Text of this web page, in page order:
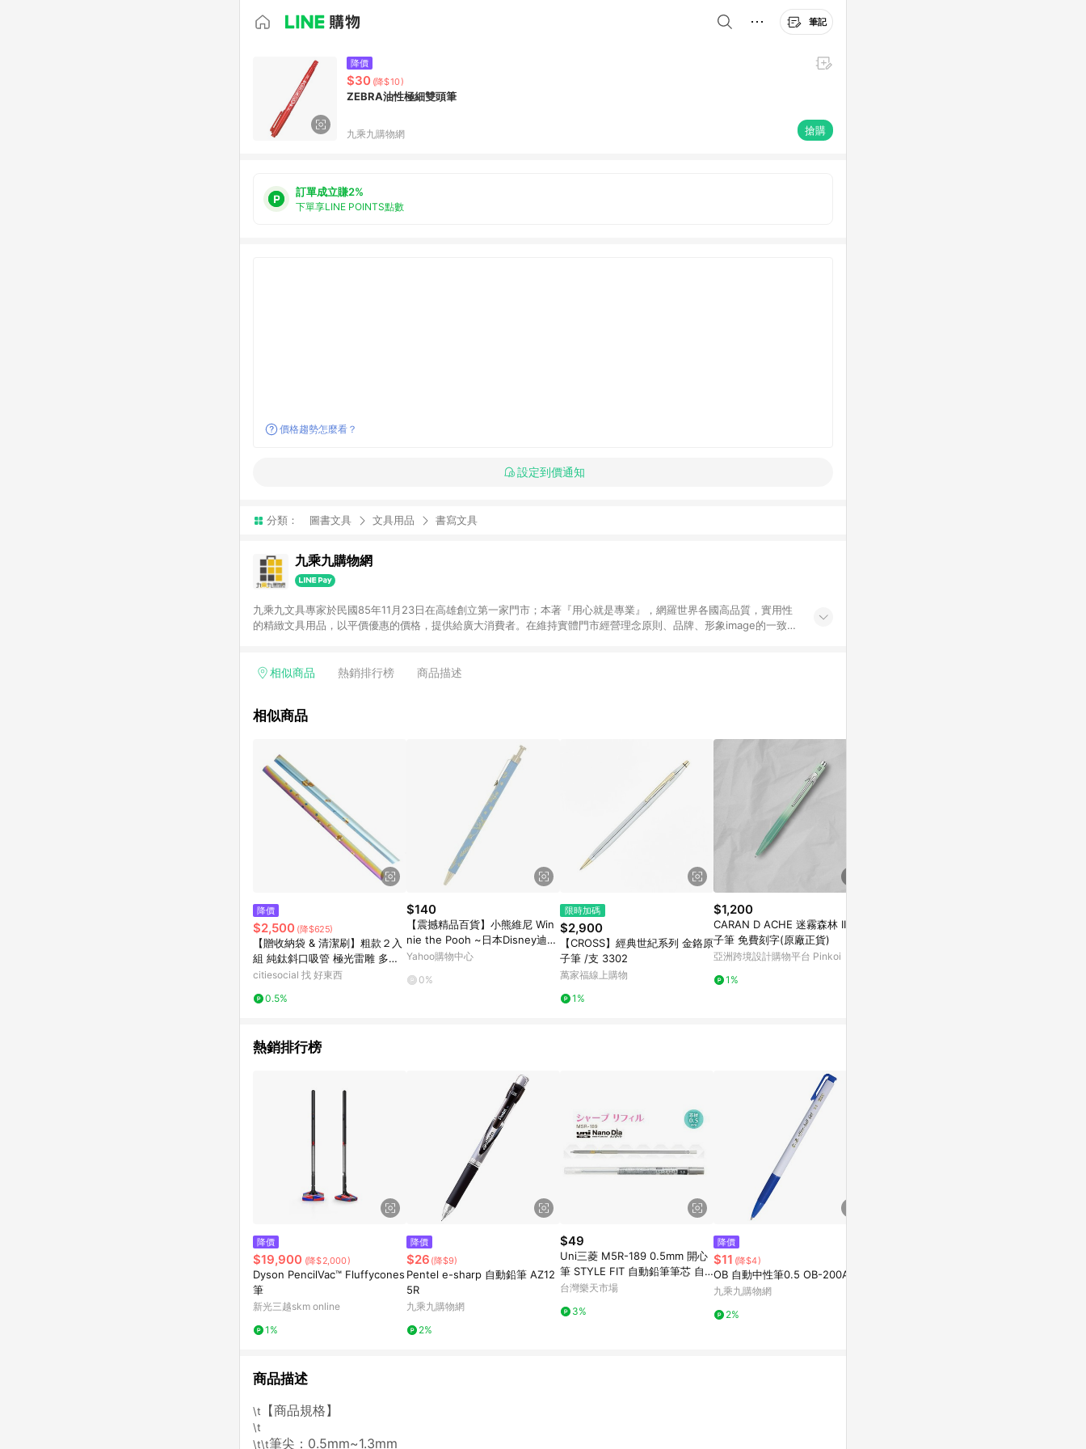
筆記
降價
$30 (降$10)
ZEBRA油性極細雙頭筆
九乘九購物網 搶購
訂單成立賺2%
下單享LINE POINTS點數
價格趨勢怎麼看？
設定到價通知
分類： 圖書文具 文具用品 書寫文具
九乘九購物網
九乘九文具專家於民國85年11月23日在高雄創立第一家門市；本著『用心就是專業』，網羅世界各國高品質，實用性
的精緻文具用品，以平價優惠的價格，提供給廣大消費者。在維持實體門市經營理念原則、品牌、形象image的一致性
商出貨後 30 天前後發送。 (2) 門市訂單、門市取貨、大量議價、月結企業訂單及紅利點數商品不符合導購資格。 (3)
相似商品 熱銷排行榜 商品描述
相似商品
降價
$2,500 (降$625)
【贈收納袋 & 清潔刷】粗款２入
組 純鈦斜口吸管 極光雷雕 多款
花色任選 (12mm ) 飲品不卡味
citiesocial 找 好東西
0.5%
$140
【震撼精品百貨】小熊維尼 Win
nie the Pooh ~日本Disney迪士
尼 小熊維尼原子筆-花朵*68807
Yahoo購物中心
0%
限時加碼
$2,900
【CROSS】經典世紀系列 金鉻原
子筆 /支 3302
萬家福線上購物
1%
$1,200
CARAN D ACHE 迷霧森林 II 原
子筆 免費刻字(原廠正貨)
亞洲跨境設計購物平台 Pinkoi
1%
熱銷排行榜
降價
$19,900 (降$2,000)
Dyson PencilVac™ Fluffycones
筆
新光三越skm online
1%
降價
$26 (降$9)
Pentel e-sharp 自動鉛筆 AZ12
5R
九乘九購物網
2%
$49
Uni三菱 M5R-189 0.5mm 開心
筆 STYLE FIT 自動鉛筆筆芯 自
動筆芯 開心筆用筆芯【APP滿額
點)】8/31止
台灣樂天市場
3%
降價
$11 (降$4)
OB 自動中性筆0.5 OB-200A
九乘九購物網
2%
商品描述
\t 【商品規格】
\t
\t\t筆尖：0.5mm~1.3mm